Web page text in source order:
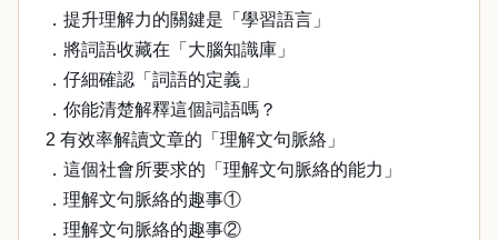
．提升理解力的關鍵是「學習語言」
．將詞語收藏在「大腦知識庫」
．仔細確認「詞語的定義」
．你能清楚解釋這個詞語嗎？
2 有效率解讀文章的「理解文句脈絡」
．這個社會所要求的「理解文句脈絡的能力」
．理解文句脈絡的趣事①
．理解文句脈絡的趣事②